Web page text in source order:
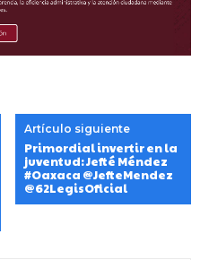
Artículo siguiente
Primordial invertir en la
juventud: Jefté Méndez
#Oaxaca @JefteMendez
@62LegisOficial